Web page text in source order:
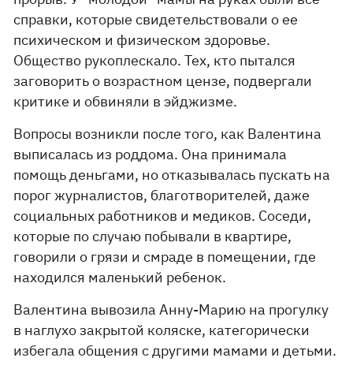
справки, которые свидетельствовали о ее
психическом и физическом здоровье.
Общество рукоплескало. Тех, кто пытался
заговорить о возрастном цензе, подвергали
критике и обвиняли в эйджизме.
Вопросы возникли после того, как Валентина
выписалась из роддома. Она принимала
помощь деньгами, но отказывалась пускать на
порог журналистов, благотворителей, даже
социальных работников и медиков. Соседи,
которые по случаю побывали в квартире,
говорили о грязи и смраде в помещении, где
находился маленький ребенок.
Валентина вывозила Анну-Марию на прогулку
в наглухо закрытой коляске, категорически
избегала общения с другими мамами и детьми.